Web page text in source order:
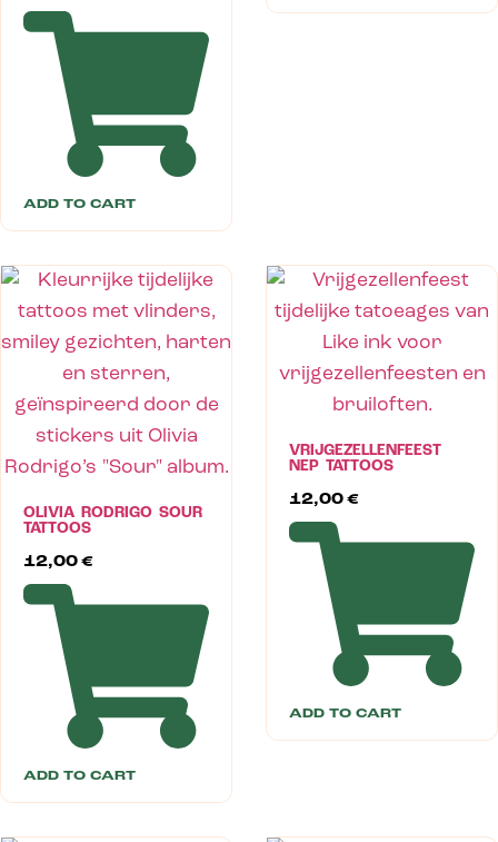
ADD TO CART
OLIVIA RODRIGO SOUR
TATTOOS
12,00 €
ADD TO CART
VRIJGEZELLENFEEST
NEP TATTOOS
12,00 €
ADD TO CART